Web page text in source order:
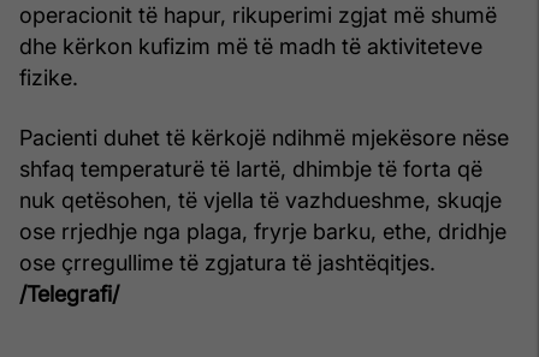
operacionit të hapur, rikuperimi zgjat më shumë
dhe kërkon kufizim më të madh të aktiviteteve
fizike.
Pacienti duhet të kërkojë ndihmë mjekësore nëse
shfaq temperaturë të lartë, dhimbje të forta që
nuk qetësohen, të vjella të vazhdueshme, skuqje
ose rrjedhje nga plaga, fryrje barku, ethe, dridhje
ose çrregullime të zgjatura të jashtëqitjes.
/Telegrafi/